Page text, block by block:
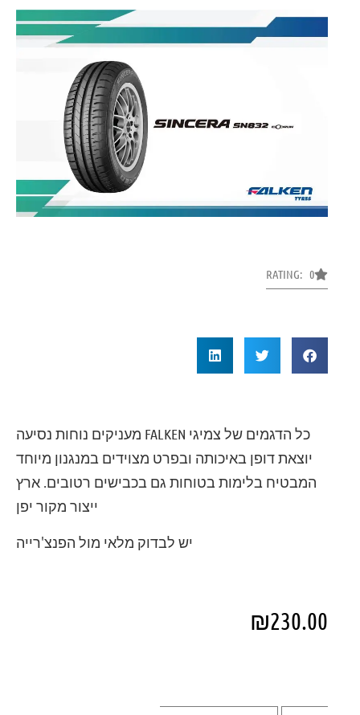
RATING: 0
כל הדגמים של צמיגי FALKEN מעניקים נוחות נסיעה
יוצאת דופן באיכותה ובפרט מצוידים במנגנון מיוחד
המבטיח בלימות בטוחות גם בכבישים רטובים. ארץ
ייצור מקור יפן
יש לבדוק מלאי מול הפנצ'רייה
₪230.00